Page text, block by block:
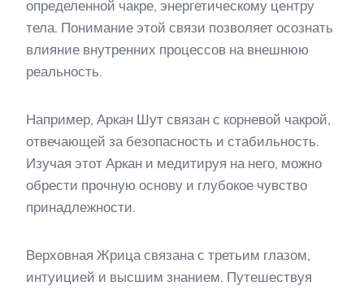
определенной чакре, энергетическому центру
тела. Понимание этой связи позволяет осознать
влияние внутренних процессов на внешнюю
реальность.
Например, Аркан Шут связан с корневой чакрой,
отвечающей за безопасность и стабильность.
Изучая этот Аркан и медитируя на него, можно
обрести прочную основу и глубокое чувство
принадлежности.
Верховная Жрица связана с третьим глазом,
интуицией и высшим знанием. Путешествуя